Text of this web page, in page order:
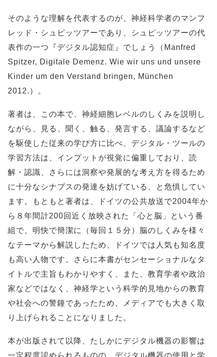
そのような理解を代表するのが、神経科学者のマンフ
レッド・シュピッツアーであり、シュピッツアーの代
表作の一つ『デジタル認知症』でしょう（Manfred
Spitzer, Digitale Demenz. Wie wir uns und unsere
Kinder um den Verstand bringen, München
2012.）。
著者は、この本で、神経細胞レベルのしくみを説明し
ながら、見る、聞く、触る、発言する、議論するなど
を駆使した従来の学び方に比べ、デジタル・ツールの
学習方法は、インプットが視覚に偏重しており、読
解・認識、さらには洞察や発展的な考え方を得るため
に十分なシナプスの発達を妨げている、と危惧してい
ます。もともと著者は、ドイツの公共放送で2004年か
ら８年間計200回近く放映された「心と脳」という番
組で、明快で簡潔に（毎回１５分）脳のしくみを様々
なテーマから解説したため、ドイツでは人気も知名度
も高い人物です。さらに本書がセンセーショナルなタ
イトルで主旨もわかりやすく、また、教育学者や政治
家などではなく、神経学という科学的見地からの教育
や社会への警鐘であったため、メディアでも大きく取
り上げられることになりました。
本が出版されて以降、たしかにデジタル機器の影響は
一定程度認められるものの、デジタル機器の使用と学